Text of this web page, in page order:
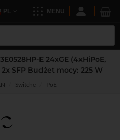
PL MENU
E 24xGE (4xHiPoE,
SFP Budżet mocy: 225 W
Switche PoE